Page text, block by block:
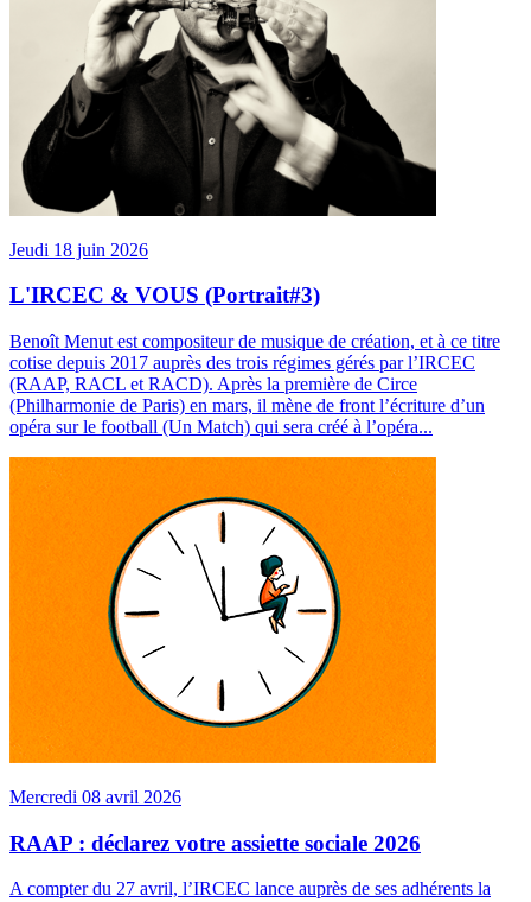
Jeudi 18 juin 2026
L'IRCEC & VOUS (Portrait#3)
Benoît Menut est compositeur de musique de création, et à ce titre
cotise depuis 2017 auprès des trois régimes gérés par l’IRCEC
(RAAP, RACL et RACD). Après la première de Circe
(Philharmonie de Paris) en mars, il mène de front l’écriture d’un
opéra sur le football (Un Match) qui sera créé à l’opéra...
Mercredi 08 avril 2026
RAAP : déclarez votre assiette sociale 2026
A compter du 27 avril, l’IRCEC lance auprès de ses adhérents la